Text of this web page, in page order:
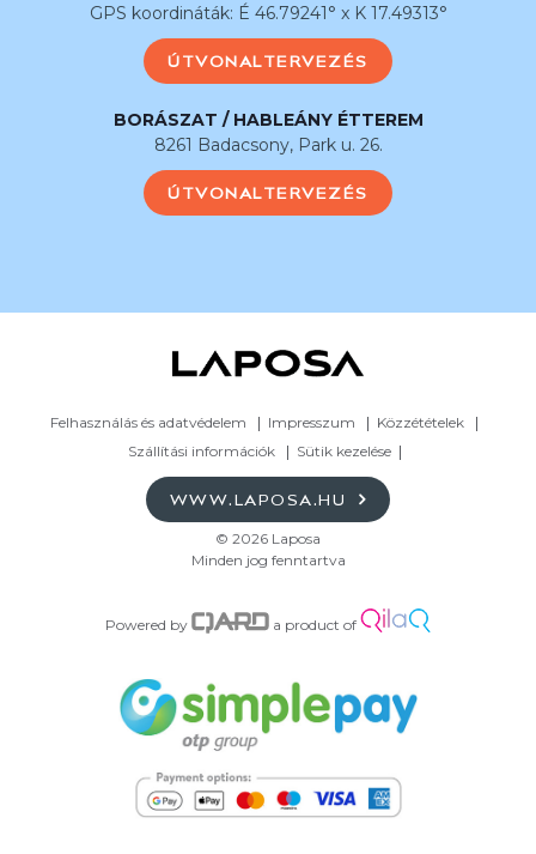
GPS koordináták: É 46.79241° x K 17.49313°
ÚTVONALTERVEZÉS
BORÁSZAT / HABLEÁNY ÉTTEREM
8261 Badacsony, Park u. 26.
ÚTVONALTERVEZÉS
Felhasználás és adatvédelem Impresszum
Közzétételek
Szállítási információk
Sütik kezelése
WWW.LAPOSA.HU
© 2026 Laposa
Minden jog fenntartva
Powered by a product of